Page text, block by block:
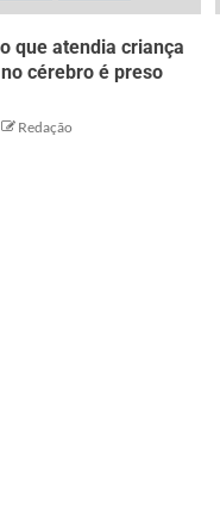
que atendia criança
cérebro é preso
Redação